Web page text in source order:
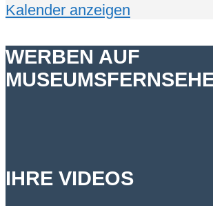
Kalender anzeigen
WERBEN AUF
IHRE VIDEOS